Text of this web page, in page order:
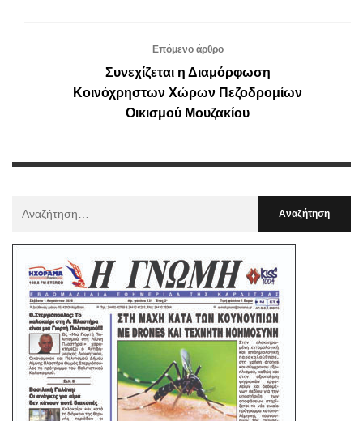
Επόμενο άρθρο
Συνεχίζεται η Διαμόρφωση
Κοινόχρηστων Χώρων Πεζοδρομίων
Οικισμού Μουζακίου
: